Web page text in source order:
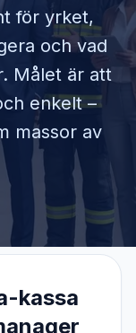
för yrket,
och vad
Målet är att
enkelt –
massor av
kassa